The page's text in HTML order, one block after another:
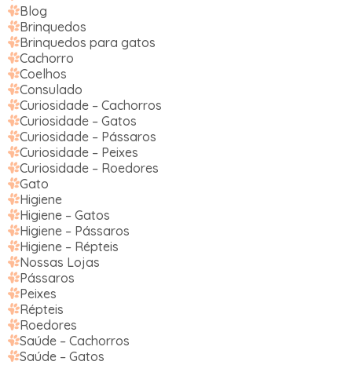
Blog
Brinquedos
Brinquedos para gatos
Cachorro
Coelhos
Consulado
Curiosidade – Cachorros
Curiosidade – Gatos
Curiosidade – Pássaros
Curiosidade – Peixes
Curiosidade – Roedores
Gato
Higiene
Higiene – Gatos
Higiene – Pássaros
Higiene – Répteis
Nossas Lojas
Pássaros
Peixes
Répteis
Roedores
Saúde – Cachorros
Saúde – Gatos